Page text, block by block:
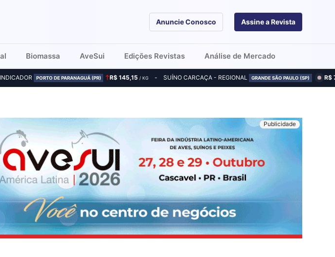
Anuncie Conosco Assine a Revista
Biomassa AveSui Edições Revistas Análise de Mercado
PORTO DE PARANAGUÁ (PR) R$ 145,15 / KG SUÍNO CARCAÇA - REGIONAL GRANDE SÃO PAULO (SP) R$